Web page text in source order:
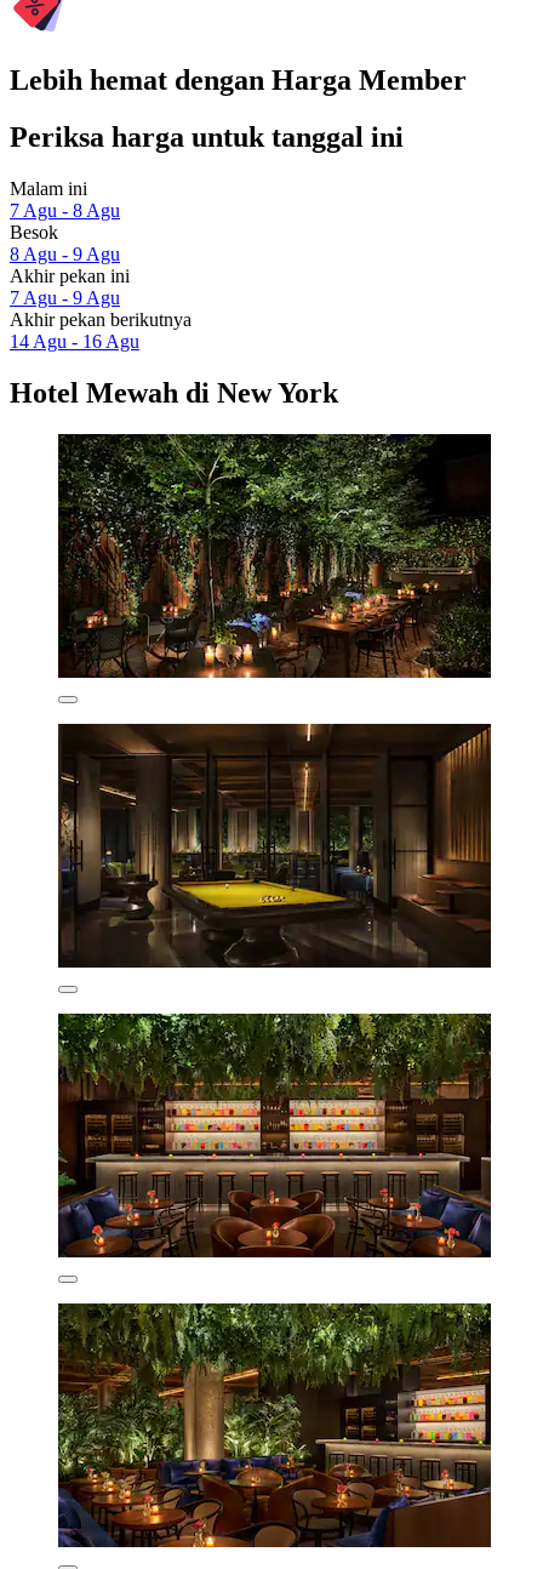
Lebih hemat dengan Harga Member
Periksa harga untuk tanggal ini
Malam ini
7 Agu - 8 Agu
Besok
8 Agu - 9 Agu
Akhir pekan ini
7 Agu - 9 Agu
Akhir pekan berikutnya
14 Agu - 16 Agu
Hotel Mewah di New York